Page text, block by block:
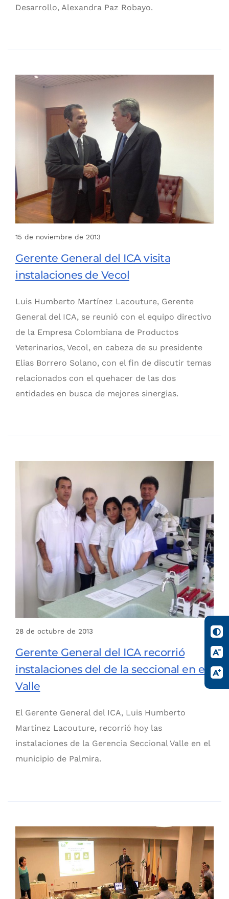
Desarrollo, Alexandra Paz Robayo.
15 de noviembre de 2013
Gerente General del ICA visita
instalaciones de Vecol
Luis Humberto Martínez Lacouture, Gerente
General del ICA, se reunió con el equipo directivo
de la Empresa Colombiana de Productos
Veterinarios, Vecol, en cabeza de su presidente
Elias Borrero Solano, con el fin de discutir temas
relacionados con el quehacer de las dos
entidades en busca de mejores sinergias.
28 de octubre de 2013
Gerente General del ICA recorrió
instalaciones del de la seccional en el
Valle
El Gerente General del ICA, Luis Humberto
Martínez Lacouture, recorrió hoy las
instalaciones de la Gerencia Seccional Valle en el
municipio de Palmira.